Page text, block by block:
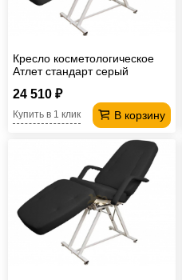
Кресло косметологическое
Атлет стандарт серый
24 510 ₽
В корзину
Купить в 1 клик